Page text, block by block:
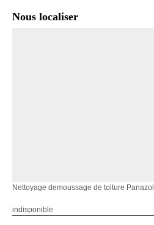
Nous localiser
Nettoyage demoussage de toiture Panazol
indisponible